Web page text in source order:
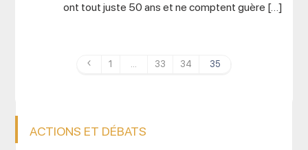
ont tout juste 50 ans et ne comptent guère […]
1 … 33 34 35
ACTIONS ET DÉBATS